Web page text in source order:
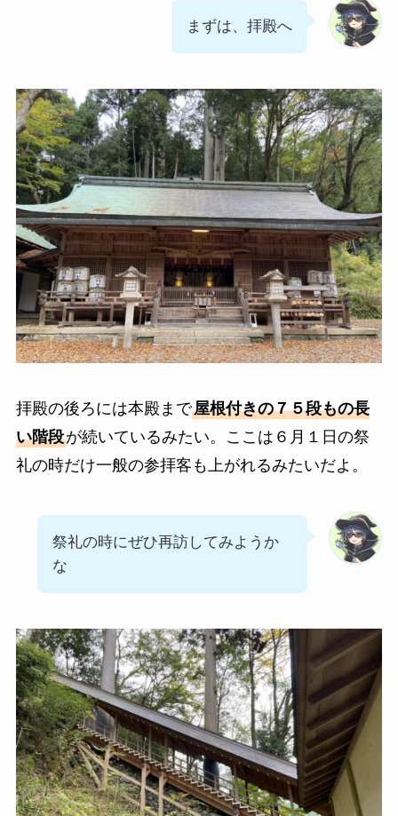
まずは、拝殿へ
拝殿の後ろには本殿まで屋根付きの７５段もの長
い階段が続いているみたい。ここは６月１日の祭
礼の時だけ一般の参拝客も上がれるみたいだよ。
祭礼の時にぜひ再訪してみようか
な